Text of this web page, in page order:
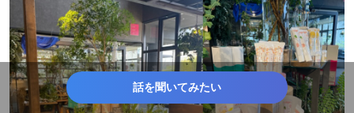
話を聞いてみたい